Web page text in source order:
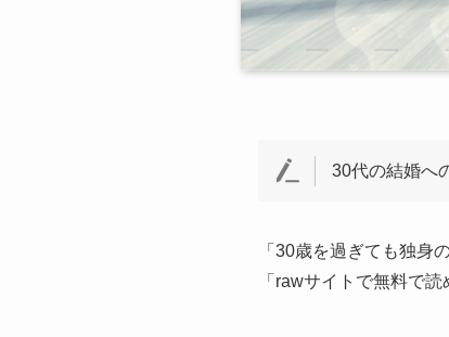
30代の結婚へ
「30歳を過ぎても独身
「rawサイトで無料で